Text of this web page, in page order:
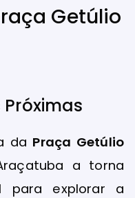
Getúlio
da Praça Getúlio
a torna
para explorar a